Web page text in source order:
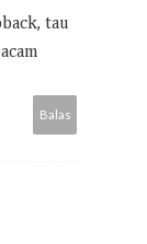
tau
Balas